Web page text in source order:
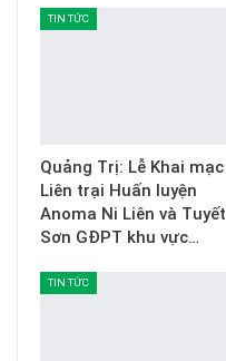
TIN TỨC
Quảng Trị: Lễ Khai mạc
Liên trại Huấn luyện
Anoma Ni Liên và Tuyết
Sơn GĐPT khu vực…
TIN TỨC